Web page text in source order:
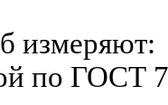
измеряют:
по ГОСТ